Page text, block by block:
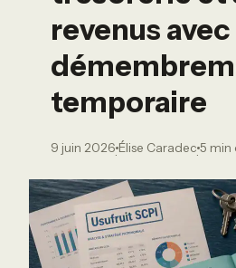
revenus avec
temporaire
9 juin 2026
·
Élise Caradec
·
5 min